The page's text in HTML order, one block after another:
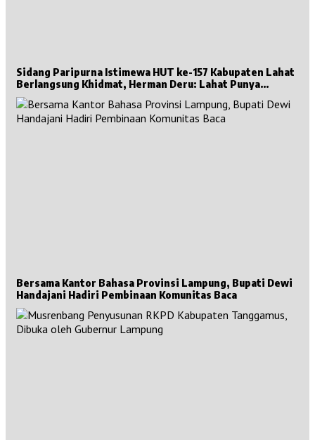
Sidang Paripurna Istimewa HUT ke-157 Kabupaten Lahat
Berlangsung Khidmat, Herman Deru: Lahat Punya
Sejarah Besar untuk Sumsel
Bersama Kantor Bahasa Provinsi Lampung, Bupati Dewi
Handajani Hadiri Pembinaan Komunitas Baca